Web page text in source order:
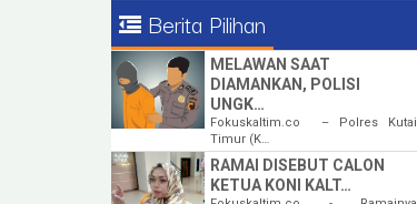
Berita Pilihan
MELAWAN SAAT
DIAMANKAN, POLISI
UNGK…
Fokuskaltim.co – Polres Kutai
Timur (K…
RAMAI DISEBUT CALON
KETUA KONI KALT…